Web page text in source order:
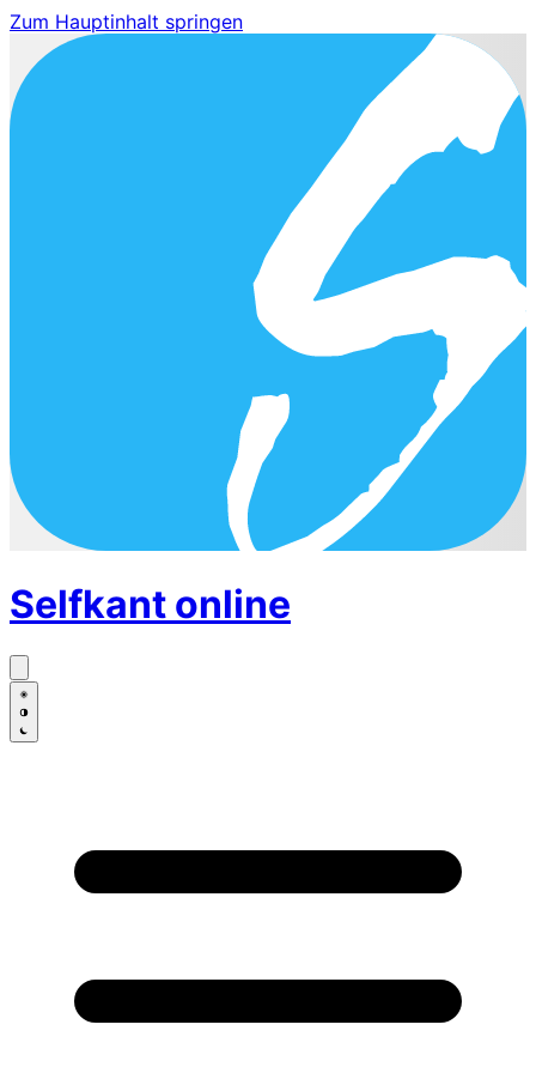
Zum Hauptinhalt springen
Selfkant online